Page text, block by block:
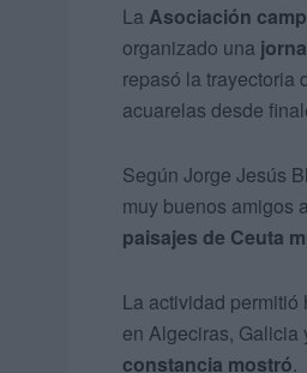
La Asociación
organizado una
repasó la trayectoria
acuarelas desde
Según Jorge Jesús
muy buenos amigos
paisajes de Ceuta
La actividad permitió
en Algeciras, Galicia
constancia mostró.